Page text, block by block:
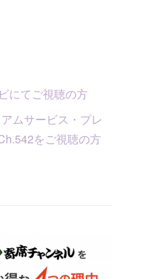
にてご視聴の方
ムサービス・プレ
をご視聴の方